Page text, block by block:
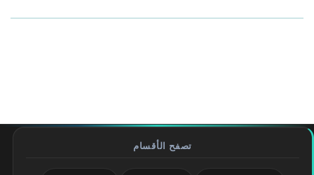
تصفح الأقسام